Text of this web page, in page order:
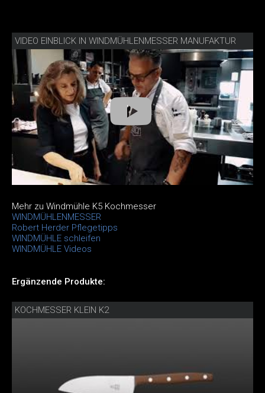
VIDEO EINBLICK IN WINDMÜHLENMESSER MANUFAKTUR
Mehr zu Windmühle K5 Kochmesser
WINDMÜHLENMESSER
Robert Herder Pflegetipps
WINDMÜHLE schleifen
WINDMÜHLE Videos
Ergänzende Produkte:
KOCHMESSER KLEIN K2